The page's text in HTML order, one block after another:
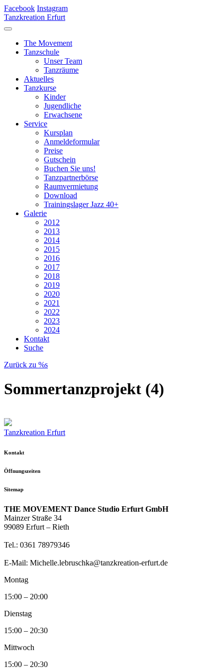
Facebook Instagram
Tanzkreation Erfurt
The Movement
Tanzschule
Unser Team
Tanzräume
Aktuelles
Tanzkurse
Kinder
Jugendliche
Erwachsene
Service
Kursplan
Anmeldeformular
Preise
Gutschein
Buchen Sie uns!
Tanzpartnerbörse
Raumvermietung
Download
Trainingslager Jazz 40+
Galerie
2012
2013
2014
2015
2016
2017
2018
2019
2020
2021
2022
2023
2024
Kontakt
Suche
Zurück zu %s
Sommertanzprojekt (4)
Tanzkreation Erfurt
Kontakt
Öffnungszeiten
Sitemap
THE MOVEMENT Dance Studio Erfurt GmbH
Mainzer Straße 34
99089 Erfurt – Rieth
Tel.: 0361 78979346
E-Mail: Michelle.lebruschka@tanzkreation-erfurt.de
Montag
15:00 – 20:00
Dienstag
15:00 – 20:30
Mittwoch
15:00 – 20:30